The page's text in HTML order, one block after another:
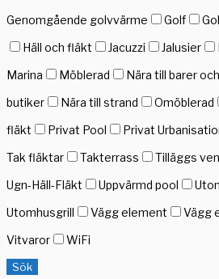
Genomgående golvvärme
Golf
Häll och fläkt
Jacuzzi Jalusier
Marina
Möblerad Nära till barer
butiker
Nära till strand Omöblerad
fläkt
Privat Pool Privat
Tak fläktar
Takterrass Tilläggs
Ugn-Häll-Fläkt
Uppvärmd pool
Utomhusgrill
Vägg element
Vägg
Vitvaror
WiFi
Sök